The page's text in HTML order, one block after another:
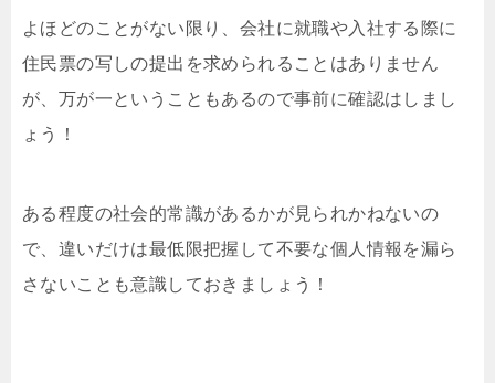
よほどのことがない限り、会社に就職や入社する際に
住民票の写しの提出を求められることはありません
が、万が一ということもあるので事前に確認はしまし
ょう！
ある程度の社会的常識があるかが見られかねないの
で、違いだけは最低限把握して不要な個人情報を漏ら
さないことも意識しておきましょう！